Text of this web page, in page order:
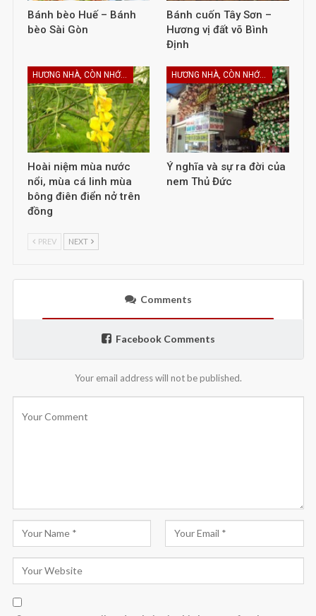
Bánh bèo Huế – Bánh
bèo Sài Gòn
Bánh cuốn Tây Sơn –
Hương vị đất võ Bình
Định
HƯƠNG NHÀ, CÒN NHỚ KHÔNG EM
Hoài niệm mùa nước
nổi, mùa cá linh mùa
bông điên điển nở trên
đồng
HƯƠNG NHÀ, CÒN NHỚ KHÔNG EM
Ý nghĩa và sự ra đời của
nem Thủ Đức
PREV NEXT
Comments
Facebook Comments
Your email address will not be published.